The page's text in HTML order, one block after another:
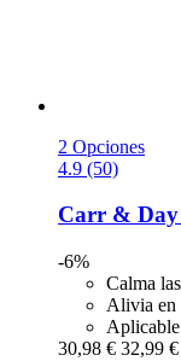
2 Opciones
4.9 (50)
Carr &
-6%
Calma
Alivia en
30,98 € 32,99 €